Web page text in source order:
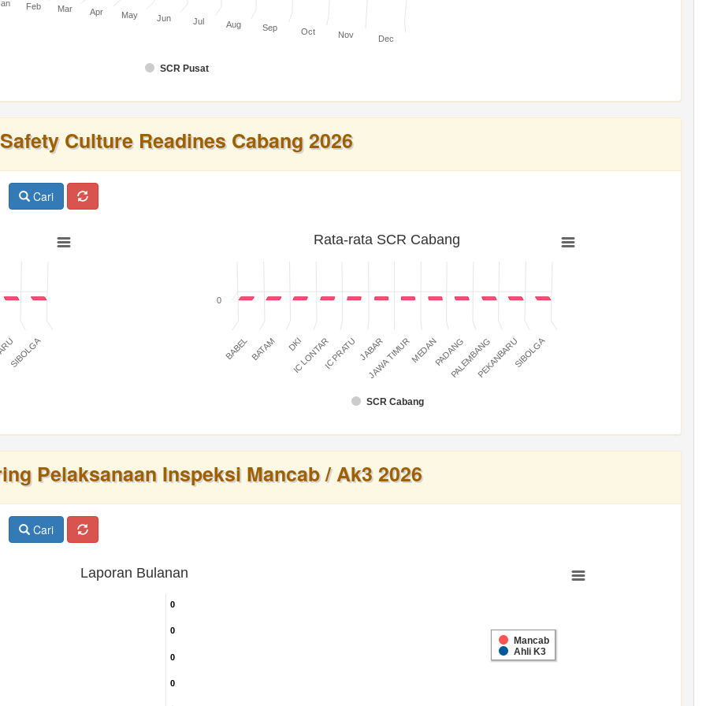
SCR Pusat
Feb Mar Apr May Jun Jul Aug Sep Oct Nov Dec
Safety Culture Readines Cabang 2026
Cari
SIBOLGA
Rata-rata SCR Cabang
SCR Cabang
BABELBATAM DKI
IC LONTARIC PRATU JABAR
JAWA TIMURMEDANPADANGPALEMBANGPEKANBARUSIBOLGA
0
Pelaksanaan Inspeksi Mancab / Ak3 2026
Cari
Laporan Bulanan
0
0
0
0
0
0
0
0
Mancab
Ahli K3